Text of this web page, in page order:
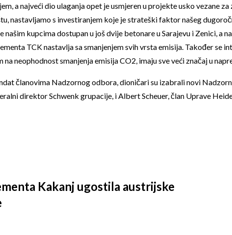
a najveći dio ulaganja opet je usmjeren u projekte usko vezane
nastavljamo s investiranjem koje je strateški faktor našeg
kupcima dostupan u još dvije betonare u Sarajevu i Zenici, a
TCK nastavlja sa smanjenjem svih vrsta emisija. Također
neophodnost smanjenja emisija CO2, imaju sve veći značaj u
članovima Nadzornog odbora, dioničari su izabrali novi
direktor Schwenk grupacije, i Albert Scheuer, član Uprave
Kakanj ugostila austrijske